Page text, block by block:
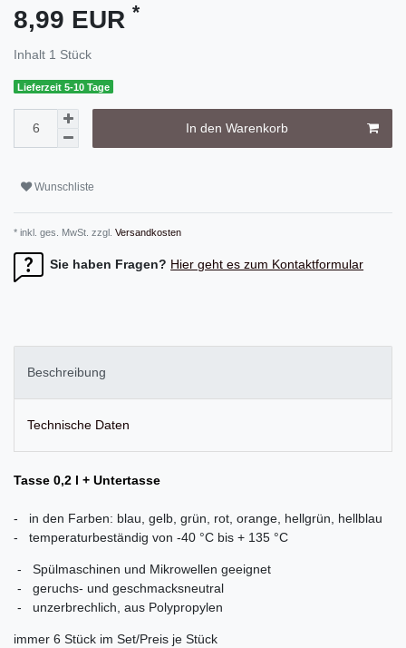
8,99 EUR *
Inhalt 1 Stück
Lieferzeit 5-10 Tage
In den Warenkorb
Wunschliste
* inkl. ges. MwSt. zzgl. Versandkosten
Sie haben Fragen? Hier geht es zum Kontaktformular
Beschreibung
Technische Daten
Tasse 0,2 l + Untertasse
- in den Farben: blau, gelb, grün, rot, orange, hellgrün, hellblau
- temperaturbeständig von -40 °C bis + 135 °C
- Spülmaschinen und Mikrowellen geeignet
- geruchs- und geschmacksneutral
- unzerbrechlich, aus Polypropylen
immer 6 Stück im Set/Preis je Stück